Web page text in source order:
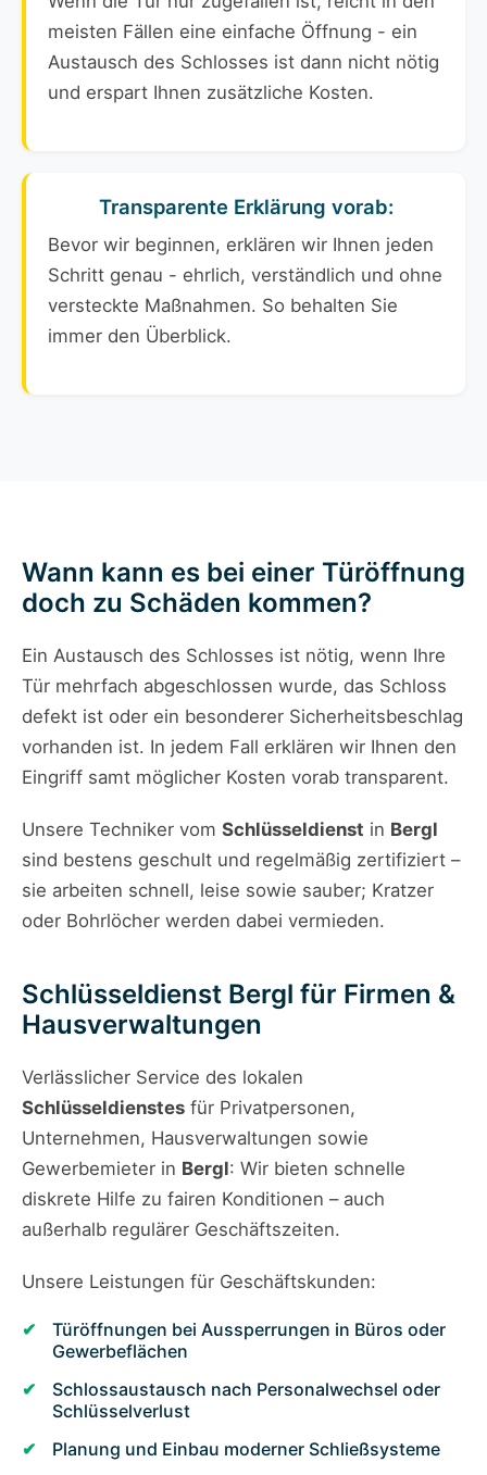
meisten Fällen eine einfache Öffnung - ein
Austausch des Schlosses ist dann nicht nötig
und erspart Ihnen zusätzliche Kosten.
Transparente Erklärung vorab:
Bevor wir beginnen, erklären wir Ihnen jeden
Schritt genau - ehrlich, verständlich und ohne
versteckte Maßnahmen. So behalten Sie
immer den Überblick.
Wann kann es bei einer Türöffnung
doch zu Schäden kommen?
Ein Austausch des Schlosses ist nötig, wenn Ihre
Tür mehrfach abgeschlossen wurde, das Schloss
defekt ist oder ein besonderer Sicherheitsbeschlag
vorhanden ist. In jedem Fall erklären wir Ihnen den
Eingriff samt möglicher Kosten vorab transparent.
Unsere Techniker vom Schlüsseldienst in Bergl
sind bestens geschult und regelmäßig zertifiziert –
sie arbeiten schnell, leise sowie sauber; Kratzer
oder Bohrlöcher werden dabei vermieden.
Schlüsseldienst Bergl für Firmen &
Hausverwaltungen
Verlässlicher Service des lokalen
Schlüsseldienstes für Privatpersonen,
Unternehmen, Hausverwaltungen sowie
Gewerbemieter in Bergl: Wir bieten schnelle
diskrete Hilfe zu fairen Konditionen – auch
außerhalb regulärer Geschäftszeiten.
Unsere Leistungen für Geschäftskunden:
Türöffnungen bei Aussperrungen in Büros oder
Gewerbeflächen
Schlossaustausch nach Personalwechsel oder
Schlüsselverlust
Planung und Einbau moderner Schließsysteme